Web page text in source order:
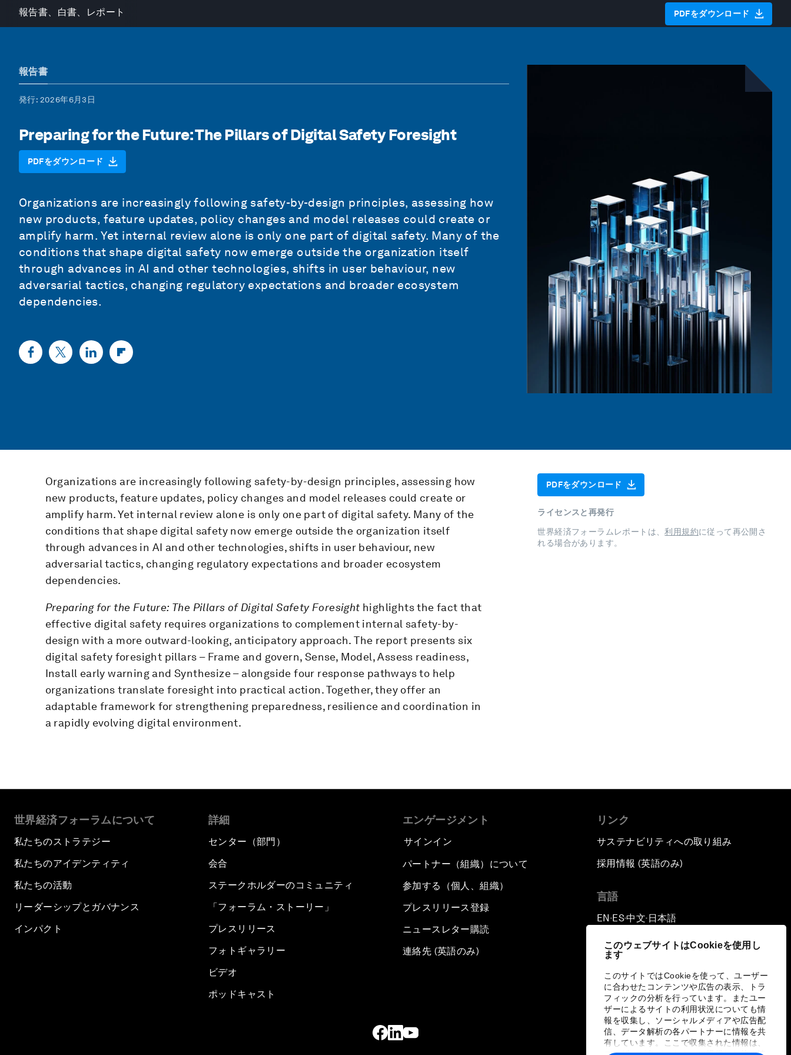
このウェブサイトはCookieを使用し
ます
このサイトではCookieを使って、ユーザー
に合わせたコンテンツや広告の表示、トラ
フィックの分析を行っています。またユー
ザーによるサイトの利用状況についても情
報を収集し、ソーシャルメディアや広告配
信、データ解析の各パートナーに情報を共
有しています。ここで収集された情報は、
報告書、白書、レポート PDFをダウンロード
報告書
発行: 2026年6月3日
Preparing for the Future: The Pillars of Digital Safety Foresight
PDFをダウンロード
Organizations are increasingly following safety-by-design principles, assessing how
new products, feature updates, policy changes and model releases could create or
amplify harm. Yet internal review alone is only one part of digital safety. Many of the
conditions that shape digital safety now emerge outside the organization itself
through advances in AI and other technologies, shifts in user behaviour, new
adversarial tactics, changing regulatory expectations and broader ecosystem
dependencies.
Organizations are increasingly following safety-by-design principles, assessing how
new products, feature updates, policy changes and model releases could create or
amplify harm. Yet internal review alone is only one part of digital safety. Many of the
conditions that shape digital safety now emerge outside the organization itself
through advances in AI and other technologies, shifts in user behaviour, new
adversarial tactics, changing regulatory expectations and broader ecosystem
dependencies.
Preparing for the Future: The Pillars of Digital Safety Foresighthighlights the fact that
effective digital safety requires organizations to complement internal safety-by-
design with a more outward-looking, anticipatory approach. The report presents six
digital safety foresight pillars – Frame and govern, Sense, Model, Assess readiness,
Install early warning and Synthesize – alongside four response pathways to help
organizations translate foresight into practical action. Together, they offer an
adaptable framework for strengthening preparedness, resilience and coordination in
a rapidly evolving digital environment.
PDFをダウンロード
ライセンスと再発行
世界経済フォーラムレポートは、利用規約に従って再公開さ
れる場合があります。
世界経済フォーラムについて
私たちのストラテジー
私たちのアイデンティティ
私たちの活動
リーダーシップとガバナンス
インパクト
詳細
センター（部門）
会合
ステークホルダーのコミュニティ
「フォーラム・ストーリー」
プレスリリース
フォトギャラリー
ビデオ
ポッドキャスト
エンゲージメント
サインイン
パートナー（組織）について
参加する（個人、組織）
プレスリリース登録
ニュースレター購読
連絡先 (英語のみ)
リンク
サステナビリティへの取り組み
採用情報 (英語のみ)
言語
EN ▪ ES▪中文▪ 日本語